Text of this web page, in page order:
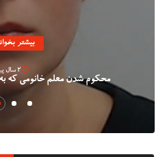
بیشتر
محکوم شدن معلم خانومی که
2 سال پیش